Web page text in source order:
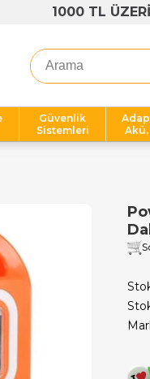
1000 TL
Güvenlik
Sistemleri
Akü,